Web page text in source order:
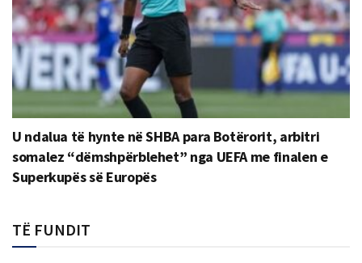
U ndalua të hynte në SHBA para Botërorit, arbitri
somalez “dëmshpërblehet” nga UEFA me finalen e
Superkupës së Europës
TË FUNDIT